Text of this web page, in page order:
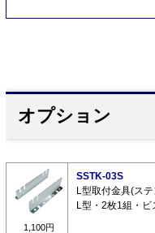
オプション
1,100円
SSTK-03S
L型取付金具(ス
L型・2枚1組・ビ